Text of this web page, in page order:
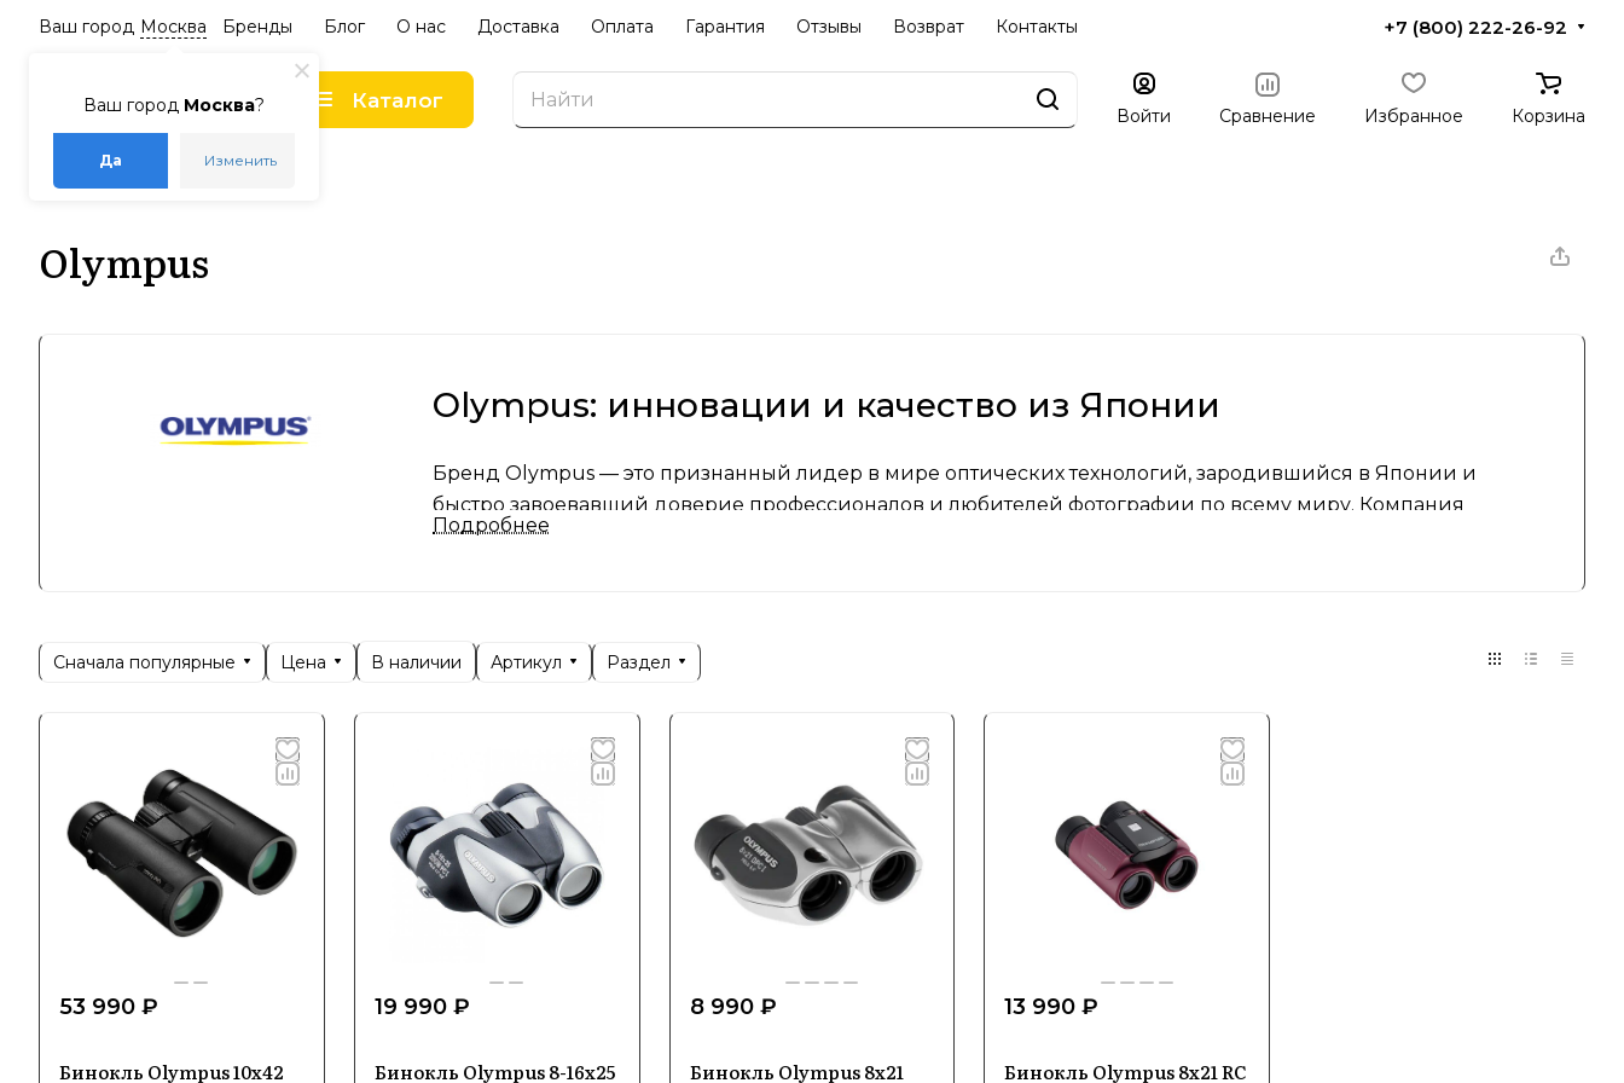
Ваш город Москва?
Да Изменить
Ваш город Москва Бренды Блог О нас Доставка Оплата Гарантия Отзывы Возврат Контакты +7 (800) 222-26-92
Каталог
Войти Сравнение Избранное Корзина
Главная – Бренды
Olympus
Olympus: инновации и качество из Японии
Бренд Olympus — это признанный лидер в мире оптических технологий, зародившийся в Японии и
быстро завоевавший доверие профессионалов и любителей фотографии по всему миру. Компания
известна своим стремлением к совершенству и постоянному внедрению передовых решений в
функциональностью, предлагая оборудование как для домашнего использования, так и для
надежность и качество изображения.
Специализация и ключевые направления
В ассортименте Olympus представлены компактные и беззеркальные камеры, объективы, а также
аксессуары, обеспечивающие полный спектр возможностей для съемки как в помещении, так и на улице.
Технологическое превосходство Olympus достигается за счет использования передовых систем
Подробнее
Сначала популярные Цена В наличии Артикул Раздел
53 990 ₽
Бинокль Olympus 10x42
19 990 ₽
Бинокль Olympus 8-16x25
8 990 ₽
Бинокль Olympus 8x21
13 990 ₽
Бинокль Olympus 8x21 RC